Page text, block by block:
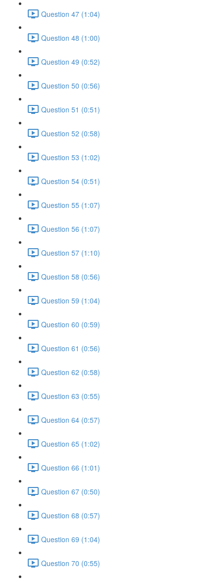
Question 47 (1:04)
Question 48 (1:00)
Question 49 (0:52)
Question 50 (0:56)
Question 51 (0:51)
Question 52 (0:58)
Question 53 (1:02)
Question 54 (0:51)
Question 55 (1:07)
Question 56 (1:07)
Question 57 (1:10)
Question 58 (0:56)
Question 59 (1:04)
Question 60 (0:59)
Question 61 (0:56)
Question 62 (0:58)
Question 63 (0:55)
Question 64 (0:57)
Question 65 (1:02)
Question 66 (1:01)
Question 67 (0:50)
Question 68 (0:57)
Question 69 (1:04)
Question 70 (0:55)